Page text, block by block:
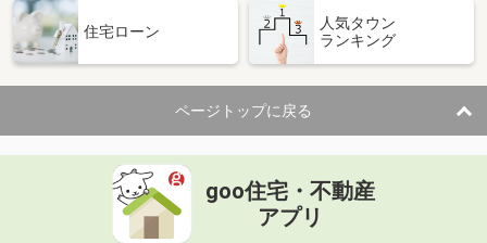
住宅ローン
人気タウン
ランキング
ページトップに戻る
goo住宅・不動産
アプリ